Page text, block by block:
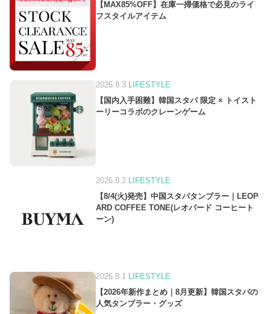
【MAX85%OFF】在庫一掃価格で必見のライ
フスタイルアイテム
2026.8.3 LIFESTYLE
【国内入手困難】韓国スタバ 限定 × トイスト
ーリーコラボのクレーンゲーム
2026.8.2 LIFESTYLE
【8/4(火)発売】中国スタバタンブラー｜LEOP
ARD COFFEE TONE(レオパード コーヒート
ーン)
2026.8.1 LIFESTYLE
【2026年新作まとめ｜8月更新】韓国スタバの
人気タンブラー・グッズ